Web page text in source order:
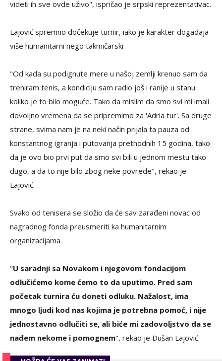
videti ih sve ovde uživo", ispričao je srpski reprezentativac.
Lajović spremno dočekuje turnir, iako je karakter događaja
više humanitarni nego takmičarski.
"Od kada su podignute mere u našoj zemlji krenuo sam da
treniram tenis, a kondiciju sam radio još i ranije u stanu
koliko je to bilo moguće. Tako da mislim da smo svi mi imali
dovoljno vremena da se pripremimo za 'Adria tur'. Sa druge
strane, svima nam je na neki način prijala ta pauza od
konstantnog igranja i putovanja prethodnih 15 godina, tako
da je ovo bio prvi put da smo svi bili u jednom mestu tako
dugo, a da to nije bilo zbog neke povrede", rekao je
Lajović.
Svako od tenisera se složio da će sav zarađeni novac od
nagradnog fonda preusmeriti ka humanitarnim
organizacijama.
"U saradnji sa Novakom i njegovom fondacijom
odlučićemo kome ćemo to da uputimo. Pred sam
početak turnira ću doneti odluku. Nažalost, ima
mnogo ljudi kod nas kojima je potrebna pomoć, i nije
jednostavno odlučiti se, ali biće mi zadovoljstvo da se
nađem nekome i pomognem", rekao je Dušan Lajović.